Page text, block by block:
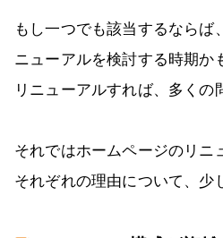
もし一つでも該当するならば
ニューアルを検討する時期か
リニューアルすれば、多くの
それではホームページのリニ
それぞれの理由について、少